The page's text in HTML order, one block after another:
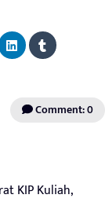
Comment: 0
KIP Kuliah,